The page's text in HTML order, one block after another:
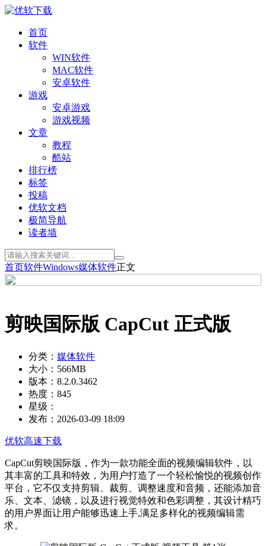
首页
软件
WIN软件
MAC软件
安卓软件
游戏
安卓游戏
游戏视频
文章
教程
酷站
排行榜
标签
投稿
优软文档
极简导航
读者墙
首页软件Windows媒体软件正文
剪映国际版 CapCut 正式版
分类： 媒体软件
大小： 566MB
版本： 8.2.0.3462
热度： 845
星级：
发布： 2026-03-09 18:09
优软高速下载
CapCut剪映国际版，作为一款功能全面的视频编辑软件，以
其丰富的工具和特效，为用户打造了一个轻松愉悦的视频创作
平台，它不仅支持剪辑、裁剪、调整速度和音频，还能添加音
乐、文本、滤镜，以及进行视觉特效和色彩调整，其设计精巧
的用户界面让用户能够迅速上手,满足多样化的视频编辑需
求。